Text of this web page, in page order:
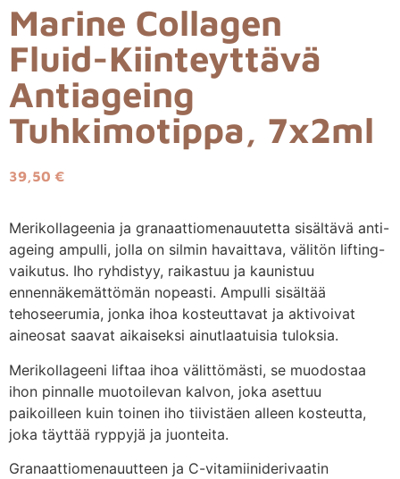
Marine Collagen
Fluid-Kiinteyttävä
Antiageing
Tuhkimotippa, 7x2ml
39,50 €
Merikollageenia ja granaattiomenauutetta sisältävä anti-
ageing ampulli, jolla on silmin havaittava, välitön lifting-
vaikutus. Iho ryhdistyy, raikastuu ja kaunistuu
ennennäkemättömän nopeasti. Ampulli sisältää
tehoseerumia, jonka ihoa kosteuttavat ja aktivoivat
aineosat saavat aikaiseksi ainutlaatuisia tuloksia.
Merikollageeni liftaa ihoa välittömästi, se muodostaa
ihon pinnalle muotoilevan kalvon, joka asettuu
paikoilleen kuin toinen iho tiivistäen alleen kosteutta,
joka täyttää ryppyjä ja juonteita.
Granaattiomenauutteen ja C-vitamiiniderivaatin